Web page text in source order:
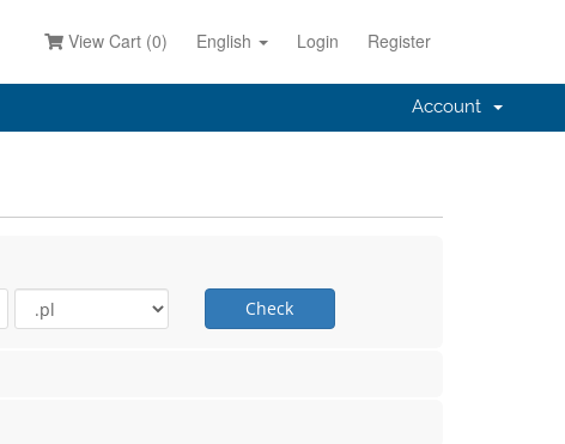
View Cart (0) English Login Register
Account
Check